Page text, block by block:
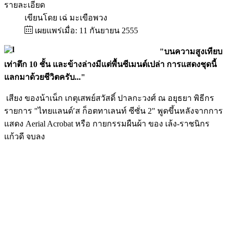
รายละเอียด
เขียนโดย เฉ่ มะเขือพวง
เผยแพร่เมื่อ: 11 กันยายน 2555
"บนความสูงเทียบ
เท่าตึก 10 ชั้น และข้างล่างมีแต่พื้นซีเมนต์เปล่า การแสดงชุดนี้
แลกมาด้วยชีวิตครับ..."
เสียง ของน้าเน็ก เกตุเสพย์สวัสดิ์ ปาลกะวงศ์ ณ อยุธยา พิธีกร
รายการ "ไทยแลนด์′ส ก็อตทาเลนท์ ซีซั่น 2" พูดขึ้นหลังจากการ
แสดง Aerial Acrobat หรือ กายกรรมผืนผ้า ของ เล้ง-ราชนิกร
แก้วดี จบลง